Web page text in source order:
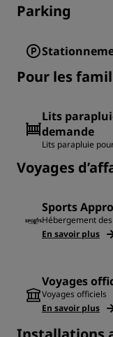
Parking
Pour les
Lits
demande
Lits parapluie
Voyages
Sports
Hébergement
En savoir plus
Voyages
Voyages officiels
En savoir plus